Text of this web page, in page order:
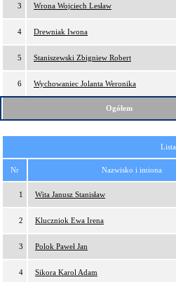
3 Wrona Wojciech Lesław
4 Drewniak Iwona
5 Staniszewski Zbigniew Robert
6 Wychowaniec Jolanta Weronika
Ogółem
Nr Nazwisko i imiona
1 Wita Janusz Stanisław
2 Kluczniok Ewa Irena
3 Polok Paweł Jan
4 Sikora Karol Adam